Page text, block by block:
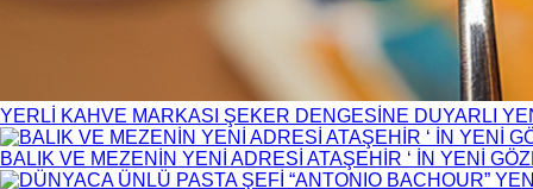
YERLİ KAHVE MARKASI ŞEKER DENGESİNE DUYARLI
BALIK VE MEZENİN YENİ ADRESİ ATAŞEHİR ‘ İN YENİ